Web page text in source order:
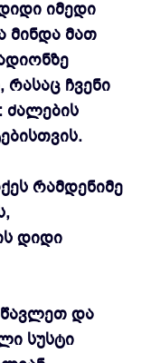
იმედი
მინდა მათ
ჩვენი
ძალების
რამდენიმე
დიდი
და
სუსტი